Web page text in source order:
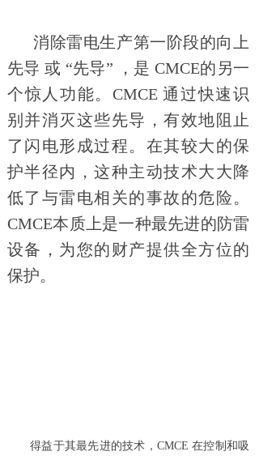
消除雷电生产第一阶段的向上
先导 或 “先导” ，是 CMCE的另一
个惊人功能。CMCE 通过快速识
别并消灭这些先导，有效地阻止
了闪电形成过程。在其较大的保
护半径内，这种主动技术大大降
低了与雷电相关的事故的危险。
CMCE本质上是一种最先进的防雷
设备，为您的财产提供全方位的
保护。
得益于其最先进的技术，CMCE 在控制和吸